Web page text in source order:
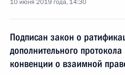
10 июня 2019 года, 14:30
Подписан закон о
дополнительного
конвенции о взаимной